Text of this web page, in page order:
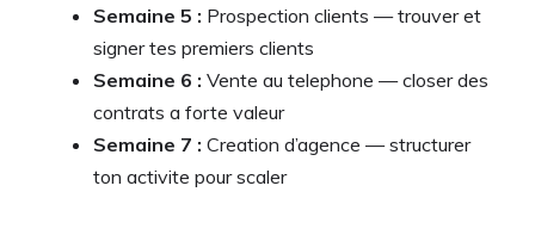
Semaine 5 : Prospection clients — trouver et
signer tes premiers clients
Semaine 6 : Vente au telephone — closer des
contrats a forte valeur
Semaine 7 : Creation d’agence — structurer
ton activite pour scaler